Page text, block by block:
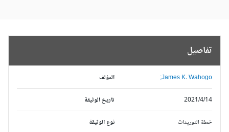
تفاصيل
المؤلف James K. Wahogo;
تاريخ الوثيقة 2021/4/14
نوع الوثيقة خطة التوريدات